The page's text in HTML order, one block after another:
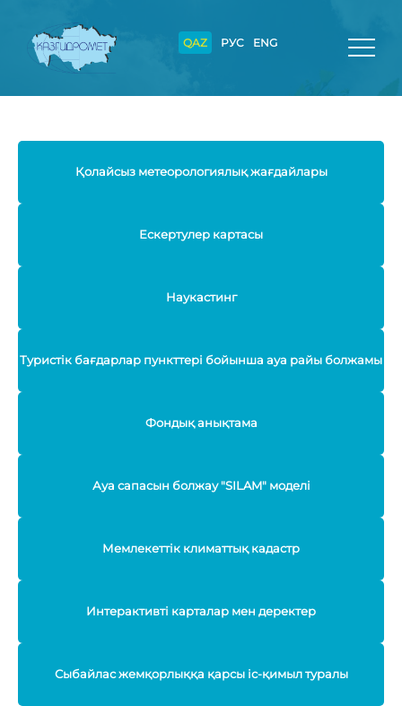
QAZ РУС ENG
Қолайсыз метеорологиялық жағдайлары
Ескертулер картасы
Наукастинг
Туристік бағдарлар пункттері бойынша ауа райы болжамы
Фондық анықтама
Ауа сапасын болжау "SILAM" моделі
Мемлекеттік климаттық кадастр
Интерактивті карталар мен деректер
Сыбайлас жемқорлыққа қарсы іс-қимыл туралы